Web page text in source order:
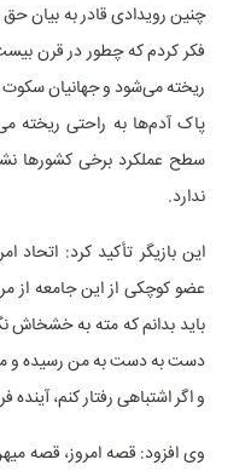
چنین رویدادی قادر به بیان
فکر کردم که چطور در قرن
ریخته می‌شود و جهانیان
پاک آدم‌ها به راحتی ریخته
سطح عملکرد برخی کشورها
ندارد.
این بازیگر تأکید کرد: اتحاد
عضو کوچکی از این جامعه از
باید بدانم که مته به
دست به دست به من رسیده و
و اگر اشتباهی رفتار کنم، آینده
وی افزود: قصه امروز، قصه